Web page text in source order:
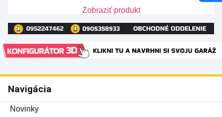
Zobraziť produkt
Navigácia
Novinky